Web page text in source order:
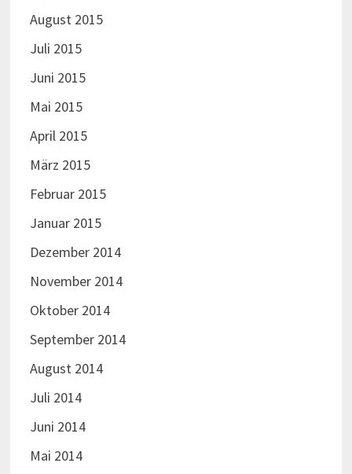
August 2015
Juli 2015
Juni 2015
Mai 2015
April 2015
März 2015
Februar 2015
Januar 2015
Dezember 2014
November 2014
Oktober 2014
September 2014
August 2014
Juli 2014
Juni 2014
Mai 2014